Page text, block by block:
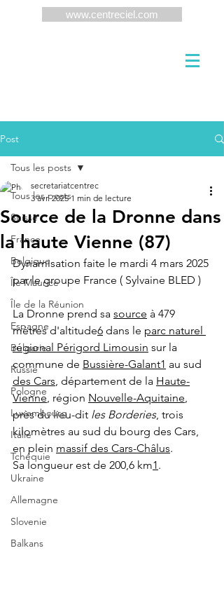
www.centreciel.com
Post
Tous les posts
Suisse
France
Belgique
Île Maurice
Île de la Réunion
Espagne
Bulgarie
Russie
Pologne
Luxembourg
Italie
Tchéquie
Ukraine
Allemagne
Slovenie
Balkans
Tous les posts
Source de la Dronne dans
la haute Vienne (87)
secretariatcentrec
3 avr. 2025 1 min de lecture
Dynamisation faite le mardi 4 mars 2025
par le groupe France ( Sylvaine BLED )
La Dronne prend sa source à 479
mètres d'altitude6 dans le parc naturel
régional Périgord Limousin sur la
commune de Bussière-Galant1 au sud
des Cars, département de la Haute-
Vienne, région Nouvelle-Aquitaine,
près du lieu-dit les Borderies, trois
kilomètres au sud du bourg des Cars,
en plein massif des Cars-Châlus.
Sa longueur est de 200,6 km1.